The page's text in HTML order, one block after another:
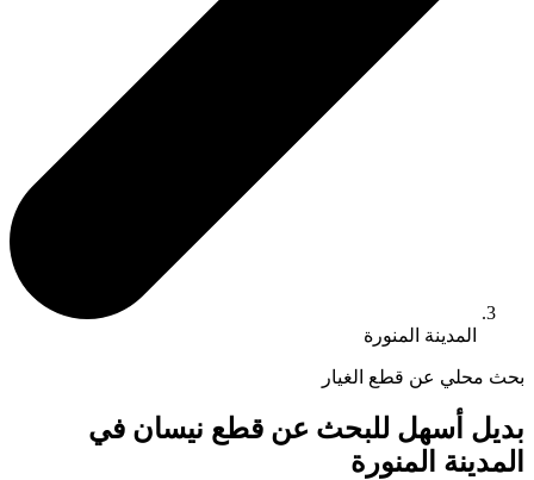
المدينة المنورة
بحث محلي عن قطع الغيار
بديل أسهل للبحث عن قطع نيسان في
المدينة المنورة